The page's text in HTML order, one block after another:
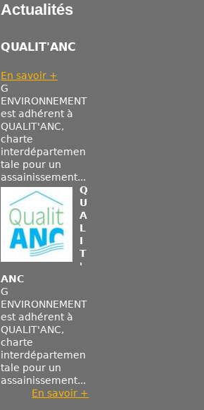
Actualités
QUALIT'ANC
En savoir +
G
ENVIRONNEMENT
est adhérent à
QUALIT'ANC,
charte
interdépartemen
tale pour un
assainissement...
Q
U
A
L
I
T
'
ANC
G
ENVIRONNEMENT
est adhérent à
QUALIT'ANC,
charte
interdépartemen
tale pour un
assainissement...
En savoir +